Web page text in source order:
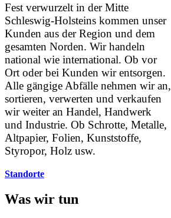
Fest verwurzelt in der Mitte
Schleswig-Holsteins kommen unser
Kunden aus der Region und dem
gesamten Norden. Wir handeln
national wie international. Ob vor
Ort oder bei Kunden wir entsorgen.
Alle gängige Abfälle nehmen wir an,
sortieren, verwerten und verkaufen
wir weiter an Handel, Handwerk
und Industrie. Ob Schrotte, Metalle,
Altpapier, Folien, Kunststoffe,
Styropor, Holz usw.
Standorte
Was wir tun